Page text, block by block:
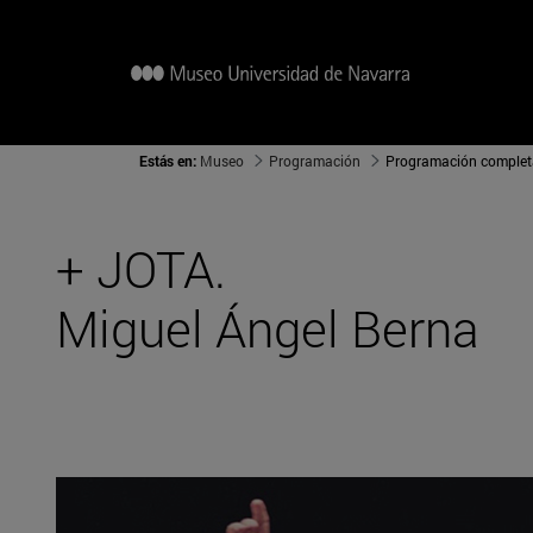
Estás en: Museo Programación Programación
+ JOTA.
Miguel Ángel Berna